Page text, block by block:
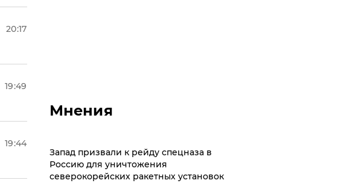
20:17
19:49
19:44
Мнения
Запад призвали к рейду спецназа в
Россию для уничтожения
северокорейских ракетных установок